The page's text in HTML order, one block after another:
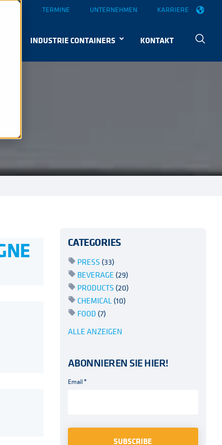
TERMINE UNTERNEHMEN KARRIERE
INDUSTRIE CONTAINERS KONTAKT
CATEGORIES
PRESS (33)
BEVERAGE (29)
PRODUCTS (20)
CHEMICAL(10)
FOOD (7)
ALLE ANZEIGEN
ABONNIEREN SIE HIER!
Email*